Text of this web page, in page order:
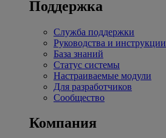
Поддержка
Служба поддержки
Руководства и инструкции
База знаний
Статус системы
Настраиваемые модули
Для разработчиков
Сообщество
Компания